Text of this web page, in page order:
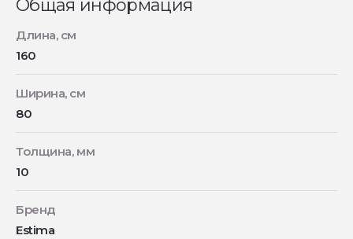
Общая информация
Длина, см
160
Ширина, см
80
Толщина, мм
10
Бренд
Estima